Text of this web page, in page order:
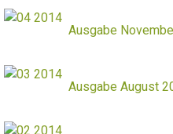
Ausgabe
Ausgabe August